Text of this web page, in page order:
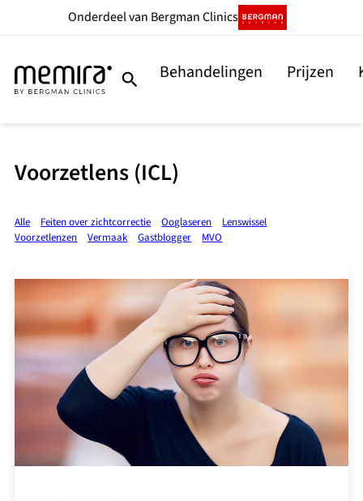
Onderdeelvan Bergman Clinics
Behandelingen Prijzen
Voorzetlens (ICL)
Alle Feiten over zichtcorrectie Ooglaseren
Lenswissel
Voorzetlenzen
Vermaak Gastblogger MVO